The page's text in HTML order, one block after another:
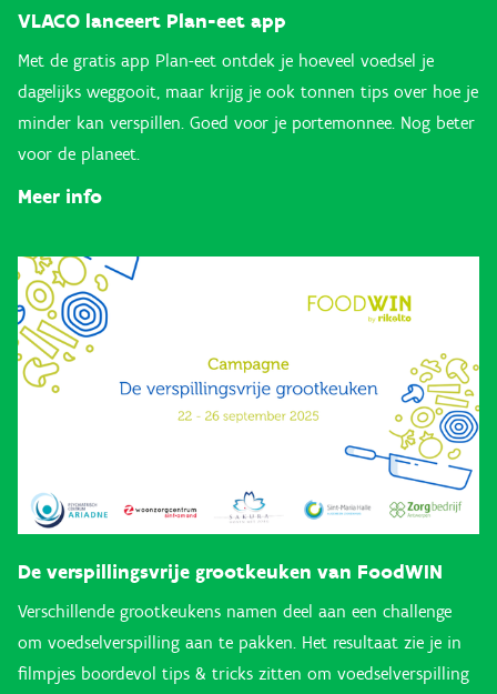
VLACO lanceert Plan-eet app
Met de gratis app Plan-eet ontdek je hoeveel voedsel je
dagelijks weggooit, maar krijg je ook tonnen tips over hoe je
minder kan verspillen. Goed voor je portemonnee. Nog beter
voor de planeet.
Meer info
De verspillingsvrije grootkeuken van FoodWIN
Verschillende grootkeukens namen deel aan een challenge
om voedselverspilling aan te pakken. Het resultaat zie je in
filmpjes boordevol tips & tricks zitten om voedselverspilling